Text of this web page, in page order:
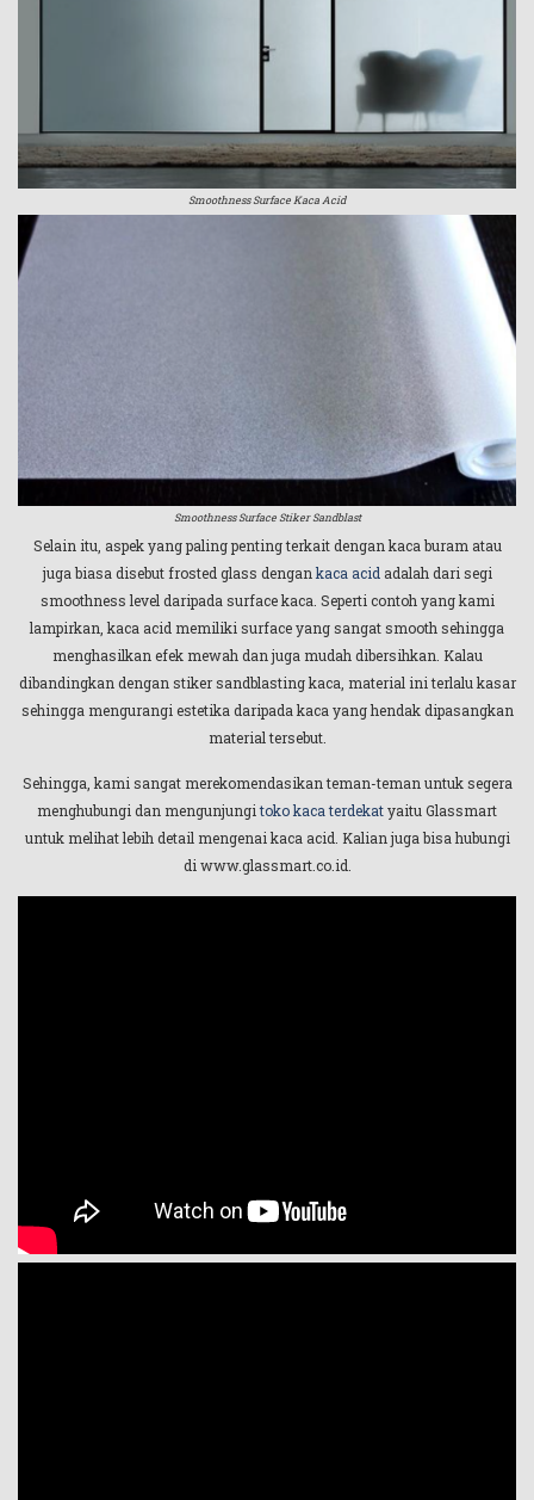
Smoothness Surface Kaca Acid
Smoothness Surface Stiker Sandblast
Selain itu, aspek yang paling penting terkait dengan kaca buram atau
juga biasa disebut frosted glass dengan kaca acid adalah dari segi
smoothness level daripada surface kaca. Seperti contoh yang kami
lampirkan, kaca acid memiliki surface yang sangat smooth sehingga
menghasilkan efek mewah dan juga mudah dibersihkan. Kalau
dibandingkan dengan stiker sandblasting kaca, material ini terlalu kasar
sehingga mengurangi estetika daripada kaca yang hendak dipasangkan
material tersebut.
Sehingga, kami sangat merekomendasikan teman-teman untuk segera
menghubungi dan mengunjungitoko kaca terdekatyaitu Glassmart
untuk melihat lebih detail mengenai kaca acid. Kalian juga bisa hubungi
di www.glassmart.co.id.